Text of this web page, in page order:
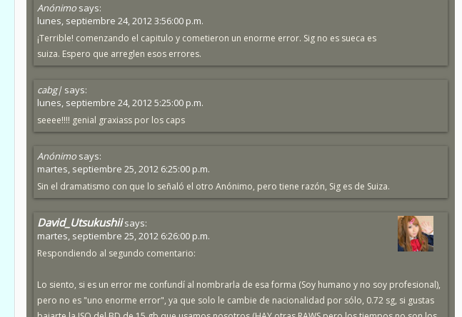
Anónimo says:
lunes, septiembre 24, 2012 3:56:00 p.m.
¡Terrible! comenzando el capitulo y cometieron un enorme error. Sig no es sueca es
suiza. Espero que arreglen esos errores.
cabg| says:
lunes, septiembre 24, 2012 5:25:00 p.m.
seeee!!!! genial graxiass por los caps
Anónimo says:
martes, septiembre 25, 2012 6:25:00 p.m.
Sin el dramatismo con que lo señaló el otro Anónimo, pero tiene razón, Sig es de Suiza.
David_Utsukushii says:
martes, septiembre 25, 2012 6:26:00 p.m.
Respondiendo al segundo comentario:
Lo siento, si es un error me confundí al nombrarla de esa forma (Soy humano y no soy profesional),
pero no es "uno enorme error", ya que solo le cambie de nacionalidad por sólo, 0.72 sg, si gustas